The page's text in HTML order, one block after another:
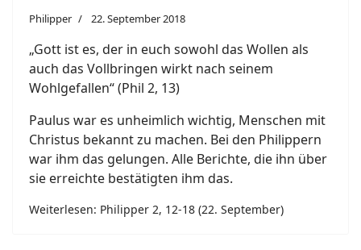
Philipper 22. September 2018
„Gott ist es, der in euch sowohl das Wollen als
auch das Vollbringen wirkt nach seinem
Wohlgefallen“ (Phil 2, 13)
Paulus war es unheimlich wichtig, Menschen mit
Christus bekannt zu machen. Bei den Philippern
war ihm das gelungen. Alle Berichte, die ihn über
sie erreichte bestätigten ihm das.
Weiterlesen: Philipper 2, 12-18 (22. September)